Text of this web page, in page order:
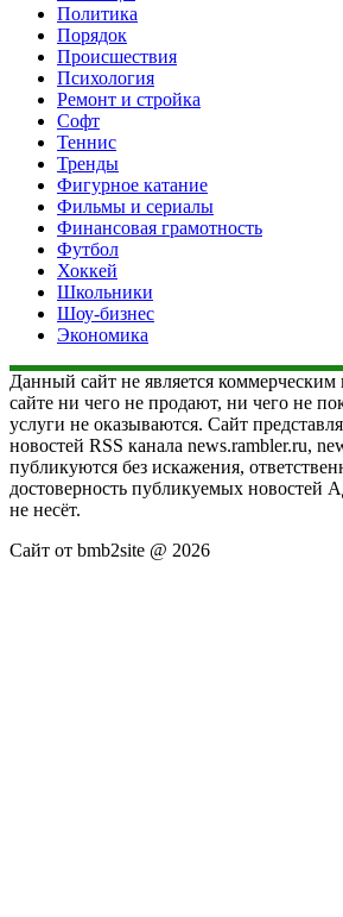
Политика
Порядок
Происшествия
Психология
Ремонт и стройка
Софт
Теннис
Тренды
Фигурное катание
Фильмы и сериалы
Финансовая грамотность
Футбол
Хоккей
Школьники
Шоу-бизнес
Экономика
Данный сайт не является
сайте ни чего не продают, ни чего не
услуги не оказываются. Сайт
новостей RSS канала news.rambler.ru,
публикуются без искажения,
достоверность публикуемых новостей
не несёт.
Сайт от bmb2site @ 2026